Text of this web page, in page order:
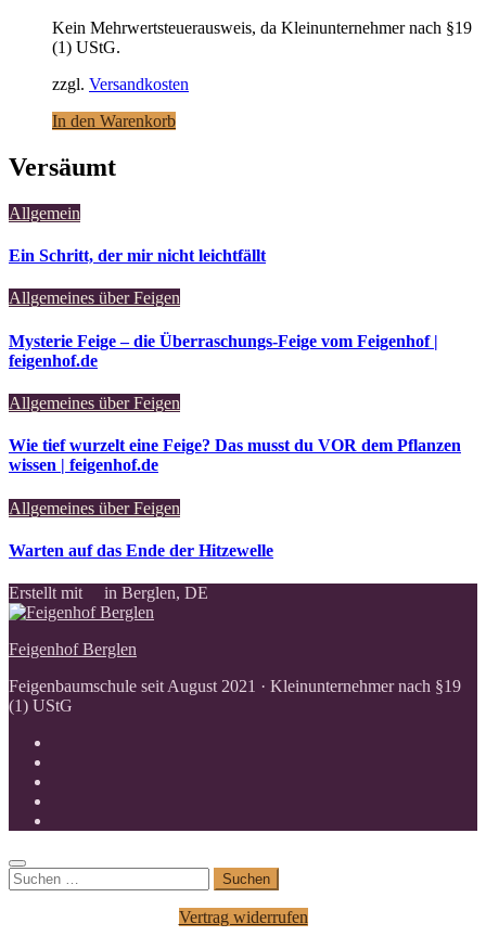
war:
43,00 €
ist:
Kein Mehrwertsteuerausweis, da Kleinunternehmer nach §19
(1) UStG.
zzgl. Versandkosten
In den Warenkorb
Versäumt
Allgemein
Ein Schritt, der mir nicht leichtfällt
Allgemeines über Feigen
Mysterie Feige – die Überraschungs-Feige vom Feigenhof |
feigenhof.de
Allgemeines über Feigen
Wie tief wurzelt eine Feige? Das musst du VOR dem Pflanzen
wissen | feigenhof.de
Allgemeines über Feigen
Warten auf das Ende der Hitzewelle
Erstellt mit in Berglen, DE
Feigenhof Berglen
Feigenbaumschule seit August 2021 · Kleinunternehmer nach §19
(1) UStG
Suchen
nach:
Vertrag widerrufen